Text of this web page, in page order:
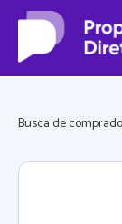
Busca de